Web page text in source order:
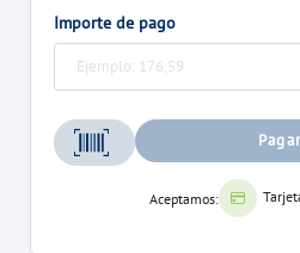
TU AGUA
VER TODAS LAS GESTIONES
CONÓCENOS
Importe de pago
Aceptamos: